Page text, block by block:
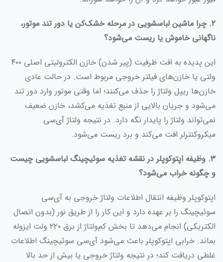
۲. چرا ماشین لباسشویی در مرحله خشک‌کن یا دور تند موتور،
ناگهانی خاموش یا ریست می‌شود؟
این پدیده به افت ظرفیت (پیر شدن) خازن الکترولیتی اصلی ۴۰۰
ولتی یا خازن‌های فیلتر خروجی مربوط است. در حالت عادی
خازن‌ها ریپل ولتاژ را حذف می‌کنند؛ اما وقتی موتور وارد دور تند
می‌شود و جریان بالایی از منبع تغذیه می‌کشد، خازن ضعیف
نمی‌تواند ولتاژ را پایدار نگه دارد. در نتیجه ولتاژ آی‌سی
میکروکنترلر افت می‌کند و برد ریست می‌شود.
۳. وظیفه اپتوکوپلر در نقشه تغذیه سوئیچینگ لباسشویی چیست
و چگونه خراب می‌شود؟
اپتوکوپلر وظیفه انتقال اطلاعات ولتاژ خروجی به آی‌سی
سوئیچینگ را بر عهده دارد و این کار را از طریق نور (بدون اتصال
الکتریکی) انجام می‌دهد تا بخش کم‌ولتاژ از برق ۲۲۰ ولت ایزوله
بماند. خرابی اپتوکوپلر باعث می‌شود آی‌سی سوئیچینگ اطلاعات
غلطی دریافت کند؛ در نتیجه ولتاژ خروجی یا بیش از حد بالا